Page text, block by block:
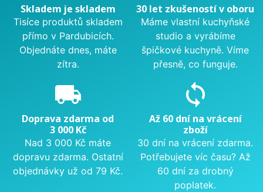
Skladem je skladem
Tisíce produktů skladem
přímo v Pardubicích.
Objednáte dnes, máte
zítra.
30 let zkušeností v oboru
Máme vlastní kuchyňské
studio a vyrábíme
špičkové kuchyně. Víme
přesně, co funguje.
local_shipping
Doprava zdarma od
3 000 Kč
Nad 3 000 Kč máte
dopravu zdarma. Ostatní
objednávky už od 79 Kč.
sync
Až 60 dní na vrácení
zboží
30 dní na vrácení zdarma.
Potřebujete víc času? Až
60 dní za drobný
poplatek.